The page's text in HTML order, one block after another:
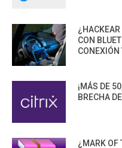
¿HACKEAR
CON
CONEXIÓN
¡MÁS DE
BRECHA
¿MARK OF